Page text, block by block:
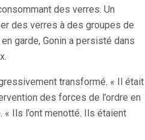
des verres. Un
des verres à des groupes de
garde, Gonin a persisté dans
transformé. « Il était
des forces de l’ordre en
Ils l’ont menotté. Ils étaient